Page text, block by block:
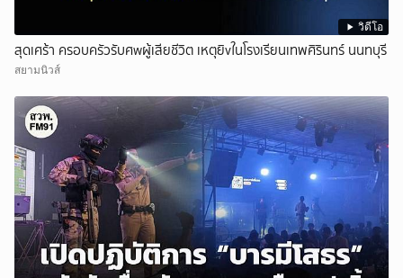
วิดีโอ
สุดเศร้า ครอบครัวรับศwผู้เสียชีวิต เหตุยิvในโรงเรียนเทพศิรินทร์ นนทบุรี
สยามนิวส์